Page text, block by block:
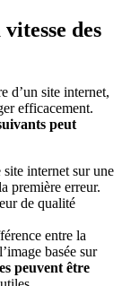
des
d’un site internet,
efficacement.
peut
internet sur une
première erreur.
de qualité
entre la
basée sur
peuvent être